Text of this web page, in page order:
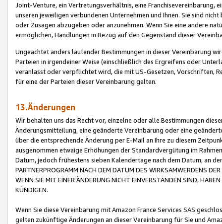
Joint-Venture, ein Vertretungsverhältnis, eine Franchisevereinbarung,
unseren jeweiligen verbundenen Unternehmen und Ihnen. Sie sind
oder Zusagen abzugeben oder anzunehmen. Wenn Sie eine andere
ermöglichen, Handlungen in Bezug auf den Gegenstand dieser
Ungeachtet anders lautender Bestimmungen in dieser Vereinbarung
Parteien in irgendeiner Weise (einschließlich des Ergreifens oder
veranlasst oder verpflichtet wird, die mit US-Gesetzen, Vorschriften,
für eine der Parteien dieser Vereinbarung gelten.
13.Änderungen
Wir behalten uns das Recht vor, einzelne oder alle Bestimmungen
Änderungsmitteilung, eine geänderte Vereinbarung oder eine
über die entsprechende Änderung per E-Mail an Ihre zu diesem
ausgenommen etwaige Erhöhungen der Standardvergütung im
Datum, jedoch frühestens sieben Kalendertage nach dem Datum, an
PARTNERPROGRAMM NACH DEM DATUM DES WIRKSAMWERDENS
WENN SIE MIT EINER ÄNDERUNG NICHT EINVERSTANDEN SIND,
KÜNDIGEN.
Wenn Sie diese Vereinbarung mit Amazon France Services SAS
gelten zukünftige Änderungen an dieser Vereinbarung für Sie und